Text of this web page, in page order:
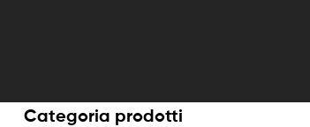
Categoria prodotti